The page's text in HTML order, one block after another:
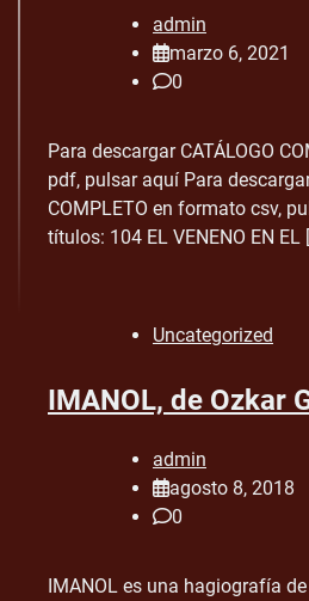
admin
marzo 6, 2021
0
Para descargar CATÁLOGO
pdf, pulsar aquí Para descargar
COMPLETO en formato csv,
títulos: 104 EL VENENO EN EL
Uncategorized
IMANOL, de Ozkar
admin
agosto 8, 2018
0
IMANOL es una hagiografía